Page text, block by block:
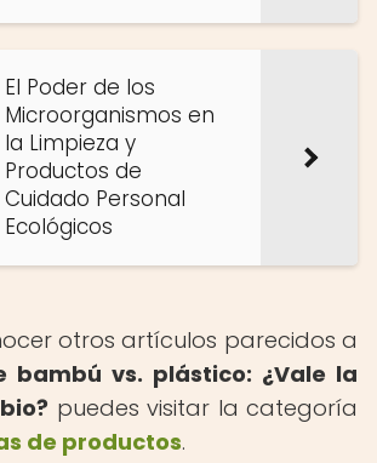
El Poder de los
Microorganismos en
la Limpieza y
Productos de
Cuidado Personal
Ecológicos
otros artículos parecidos a
bambú vs. plástico: ¿Vale la
puedes visitar la categoría
de productos.